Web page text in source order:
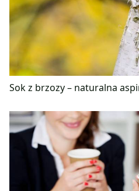
Sok z brzozy – naturalna